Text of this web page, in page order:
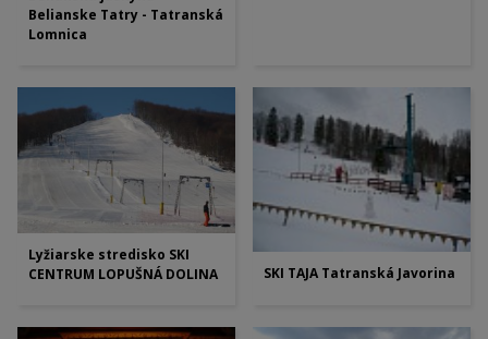
Belianske Tatry - Tatranská
Lomnica
Lyžiarske stredisko SKI
CENTRUM LOPUŠNÁ DOLINA
SKI TAJA Tatranská Javorina